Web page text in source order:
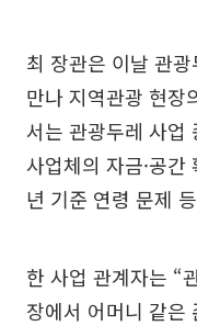
최 장관은 이날 관
만나 지역관광 현장
서는 관광두레 사업
사업체의 자금·공
년 기준 연령 문제
한 사업 관계자는 “
장에서 어머니 같은